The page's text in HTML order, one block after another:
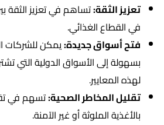
تعزيز الثقة:تساهم في تعزيز الثقة
في القطاع الغذائي.
فتح أسواق جديدة:يمكن للشركات
بسهولة إلى الأسواق الدولية التي
لهذه المعايير.
تقليل المخاطر الصحية:تسهم في
بالأغذية الملوثة أو غير الآمنة.